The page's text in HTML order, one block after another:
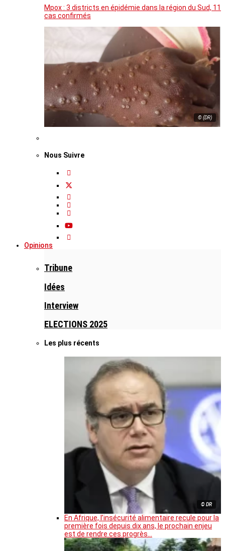
Mpox : 3 districts en épidémie dans la région du Sud, 11
cas confirmés
© (DR)
Nous Suivre
Opinions
Tribune
Idées
Interview
ELECTIONS 2025
Les plus récents
© DR
En Afrique, l’insécurité alimentaire recule pour la
première fois depuis dix ans, le prochain enjeu
est de rendre ces progrès…